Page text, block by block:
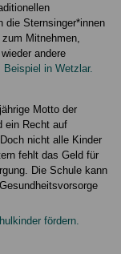
die Sternsinger*innen
Mitnehmen,
andere
Beispiel in Wetzlar.
Motto der
ein Recht auf
nicht alle Kinder
fehlt das Geld für
Die Schule kann
fördern.